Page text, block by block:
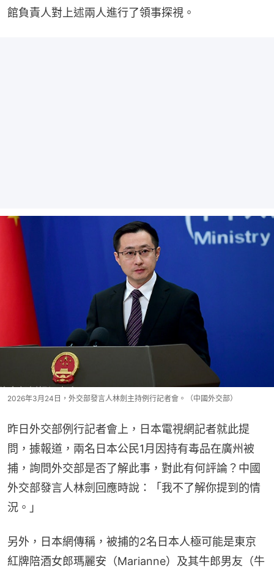
館負責人對上述兩人進行了領事探視。
2026年3月24日，外交部發言人林劍主持例行記者會。（中國外交部）
昨日外交部例行記者會上，日本電視網記者就此提
問，據報道，兩名日本公民1月因持有毒品在廣州被
捕，詢問外交部是否了解此事，對此有何評論？中國
外交部發言人林劍回應時說：「我不了解你提到的情
況。」
另外，日本網傳稱，被捕的2名日本人極可能是東京
紅牌陪酒女郎瑪麗安（Marianne）及其牛郎男友（牛